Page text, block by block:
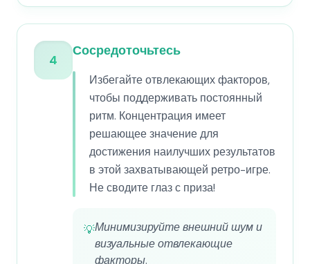
4
Сосредоточьтесь
Избегайте отвлекающих факторов,
чтобы поддерживать постоянный
ритм. Концентрация имеет
решающее значение для
достижения наилучших результатов
в этой захватывающей ретро-игре.
Не сводите глаз с приза!
💡Минимизируйте внешний шум и
визуальные отвлекающие
факторы.